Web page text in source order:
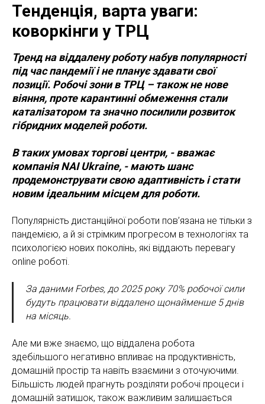
Тенденція, варта уваги:
коворкінги у ТРЦ
Тренд на віддалену роботу набув популярності
під час пандемії і не планує здавати свої
позиції. Робочі зони в ТРЦ – також не нове
віяння, проте карантинні обмеження стали
каталізатором та значно посилили розвиток
гібридних моделей роботи.
В таких умовах торгові центри, - вважає
компанія NAI Ukraine, - мають шанс
продемонструвати свою адаптивність і стати
новим ідеальним місцем для роботи.
Популярність дистанційної роботи пов’язана не тільки з
пандемією, а й зі стрімким прогресом в технологіях та
психологією нових поколінь, які віддають перевагу
online роботі.
За даними Forbes, до 2025 року 70% робочої сили
будуть працювати віддалено щонайменше 5 днів
на місяць.
Але ми вже знаємо, що віддалена робота
здебільшого негативно впливає на продуктивність,
домашній простір та навіть взаємини з оточуючими.
Більшість людей прагнуть розділяти робочі процеси і
домашній затишок, також важливим залишається